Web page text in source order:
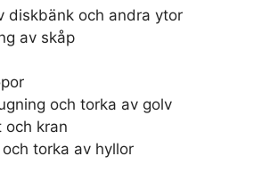
diskbänk och andra ytor
av skåp
och torka av golv
och kran
torka av hyllor